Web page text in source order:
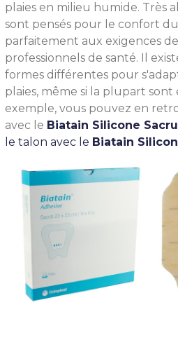
plaies en milieu humide. Très
sont pensés pour le confort
parfaitement aux exigences de
professionnels de santé. Il
formes différentes pour
plaies, même si la plupart sont
exemple, vous pouvez en
avec le Biatain Silicone
le talon avec le Biatain